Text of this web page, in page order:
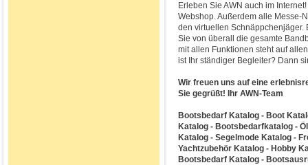
Erleben Sie AWN auch im
Webshop. Außerdem alle Messe-
den virtuellen Schnäppchenjäger.
Sie von überall die gesamte
mit allen Funktionen steht auf
ist Ihr ständiger Begleiter? Dann
Wir freuen uns auf eine
Sie gegrüßt! Ihr AWN-Team
Bootsbedarf Katalog - Boot
Katalog - Bootsbedarfkatalog -
Katalog - Segelmode Katalog -
Yachtzubehör Katalog - Hobby
Bootsbedarf Katalog -